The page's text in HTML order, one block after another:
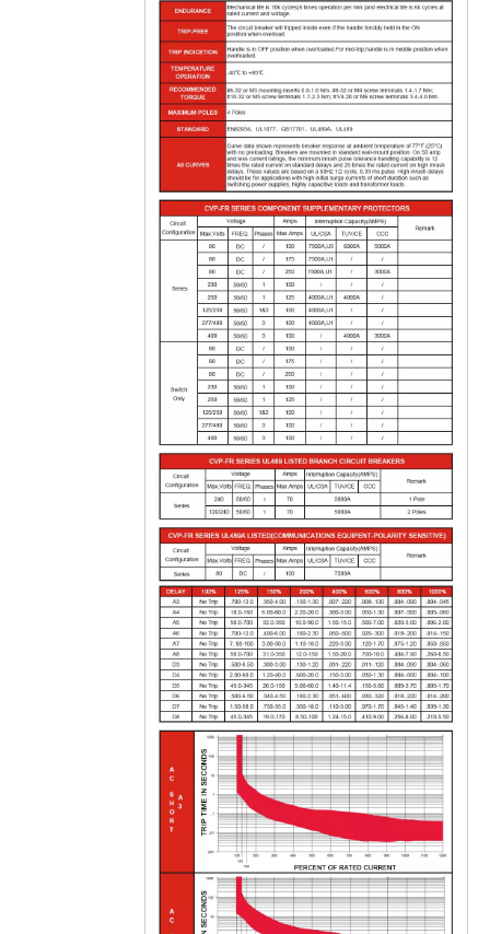
CVP-FR Disjoncteur magnétique hydraulique Actionneur à longue poignée par unité avec goujon M6 et barrières terminales 3P CVP-FR Disjoncteur magnétique hydraulique Actionneur à longue poignée par pôle avec goujon M6 et barrières terminales 4P
CVP-FR Disjoncteur magnétique hydraulique Actionneur à longue poignée par pôle avec vis M5 et barrières terminales 2P Actionneur à longue poignée de disjoncteur magnétique hydraulique CVP-FR avec vis M5 et interrupteur auxiliaire 1P
Actionneur à longue poignée de disjoncteur magnétique hydraulique CVP-FR par unité avec vis M5 et barrières de bornes 4P CVP-FR Disjoncteur magnétique hydraulique Actionneur à longue poignée par unité avec balle et interrupteur d'alarme 3P